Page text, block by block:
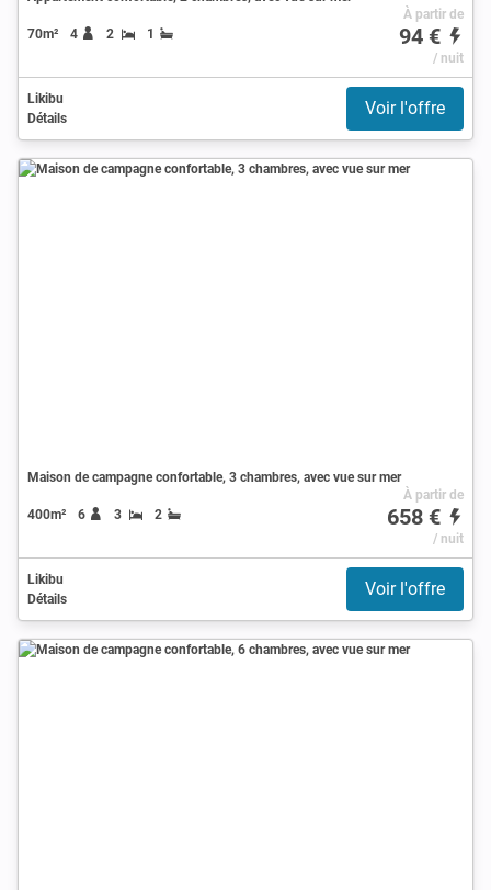
70m² 4 2 1
À partir de
94 €
/ nuit
Likibu
Détails
Voir l'offre
Maison de campagne confortable, 3 chambres, avec vue sur mer
400m² 6 3 2
À partir de
658 €
/ nuit
Likibu
Détails
Voir l'offre